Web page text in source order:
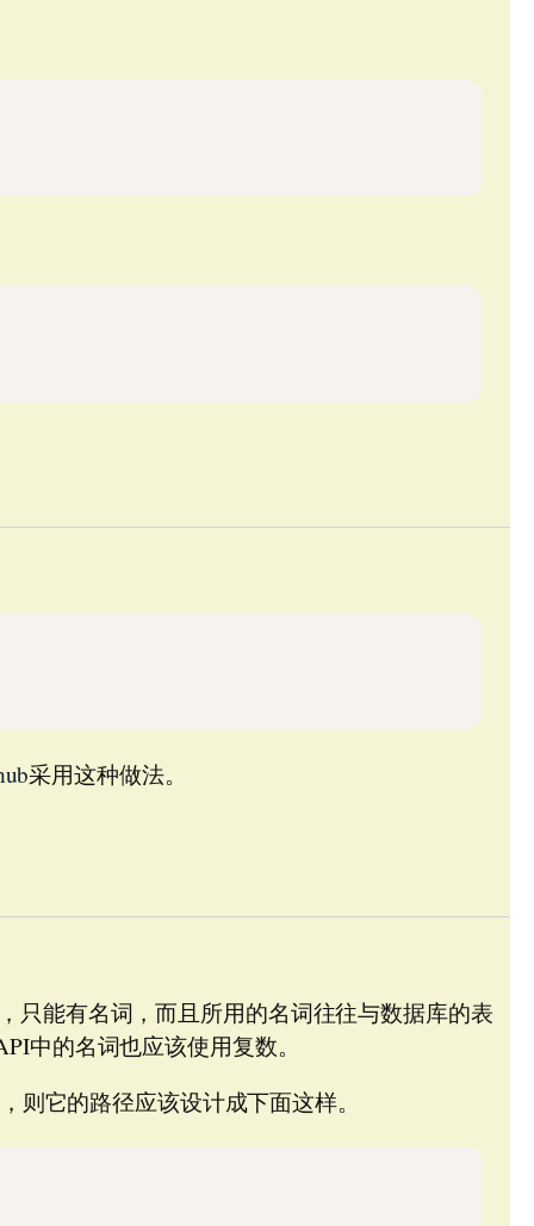
采用这种做法。
只能有名词，而且所用的名词往往与数据库的表
中的名词也应该使用复数。
它的路径应该设计成下面这样。